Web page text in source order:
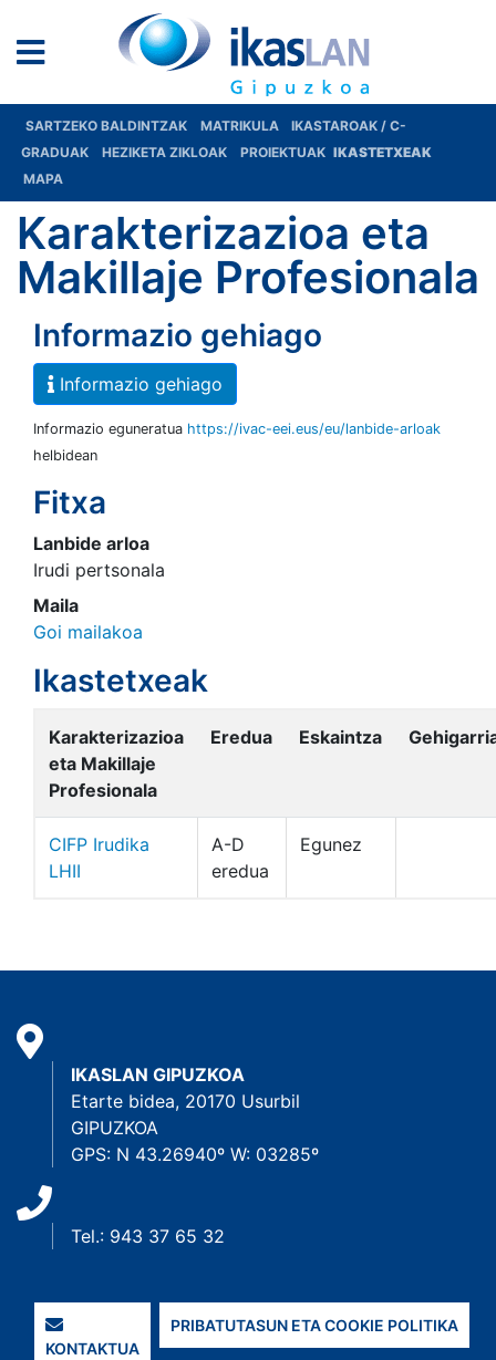
SARTZEKO BALDINTZAK MATRIKULA
IKASTAROAK / C-
GRADUAK
HEZIKETA ZIKLOAK PROIEKTUAK IKASTETXEAK
MAPA
Karakterizazioa eta
Makillaje Profesionala
Informazio gehiago
Informazio gehiago
Informazio eguneratua https://ivac-eei.eus/eu/lanbide-arloak
helbidean
Fitxa
Lanbide arloa
Irudi pertsonala
Maila
Goi mailakoa
Ikastetxeak
Karakterizazioa
eta Makillaje
Profesionala
Eredua Eskaintza
CIFP Irudika
LHII
A-D
eredua
Egunez
IKASLAN GIPUZKOA
Etarte bidea, 20170 Usurbil
GIPUZKOA
GPS: N 43.26940º W: 03285º
Tel.: 943 37 65 32
KONTAKTUA
PRIBATUTASUN ETA COOKIE POLITIKA